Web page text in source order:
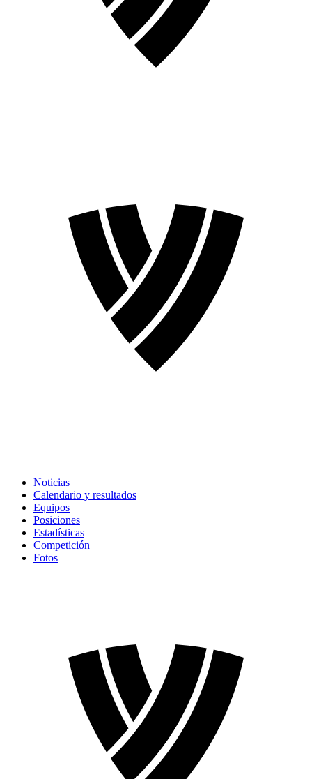
Noticias
Calendario y resultados
Equipos
Posiciones
Estadísticas
Competición
Fotos